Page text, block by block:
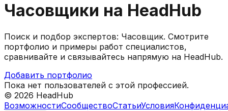
Часовщики на HeadHub
Поиск и подбор экспертов: Часовщик. Смотрите
портфолио и примеры работ специалистов,
сравнивайте и связывайтесь напрямую на HeadHub.
Добавить портфолио
Пока нет пользователей с этой профессией.
© 2026 HeadHub
ВозможностиСообществоСтатьиУсловия